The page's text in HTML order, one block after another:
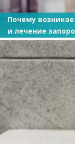
Почему
и лечение